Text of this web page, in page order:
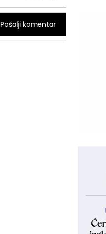
Pošalji komentar